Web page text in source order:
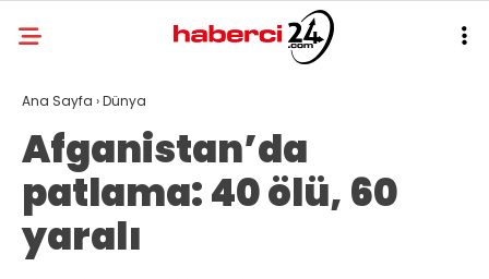
Ana Sayfa ›Dünya
Afganistan’da
patlama: 40 ölü, 60
yaralı